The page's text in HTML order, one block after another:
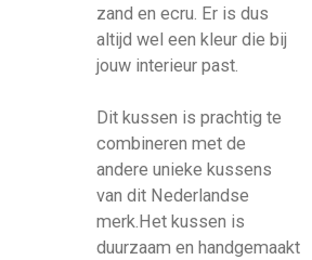
zand en ecru. Er is dus
altijd wel een kleur die bij
jouw interieur past.
Dit kussen is prachtig te
combineren met de
andere unieke kussens
van dit Nederlandse
merk.Het kussen is
duurzaam en handgemaakt